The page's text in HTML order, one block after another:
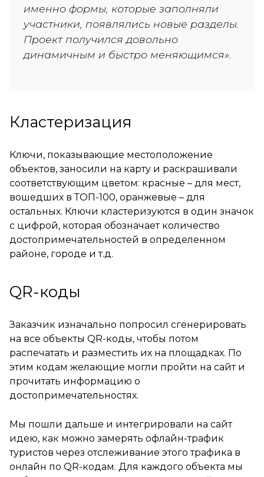
именно формы, которые заполняли
участники, появлялись новые разделы.
Проект получился довольно
динамичным и быстро меняющимся».
Кластеризация
Ключи, показывающие местоположение
объектов, заносили на карту и раскрашивали
соответствующим цветом: красные – для мест,
вошедших в ТОП-100, оранжевые – для
остальных. Ключи кластеризуются в один значок
с цифрой, которая обозначает количество
достопримечательностей в определенном
районе, городе и т.д.
QR-коды
Заказчик изначально попросил сгенерировать
на все объекты QR-коды, чтобы потом
распечатать и разместить их на площадках. По
этим кодам желающие могли пройти на сайт и
прочитать информацию о
достопримечательностях.
Мы пошли дальше и интегрировали на сайт
идею, как можно замерять офлайн-трафик
туристов через отслеживание этого трафика в
онлайн по QR-кодам. Для каждого объекта мы